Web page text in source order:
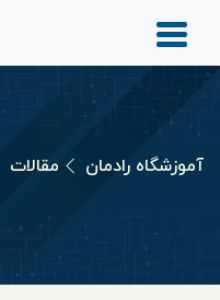
آموزشگاه رادمان مقالات